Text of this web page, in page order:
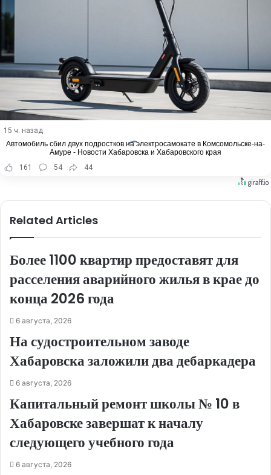
15 ч. назад
Автомобиль сбил двух подростков на электросамокате в Комсомольске-на-
Амуре - Новости Хабаровска и Хабаровского края
161
54 44
Related Articles
Более 1100 квартир предоставят для
расселения аварийного жилья в крае до
конца 2026 года
6 августа, 2026
На судостроительном заводе
Хабаровска заложили два дебаркадера
6 августа, 2026
Капитальный ремонт школы № 10 в
Хабаровске завершат к началу
следующего учебного года
6 августа, 2026